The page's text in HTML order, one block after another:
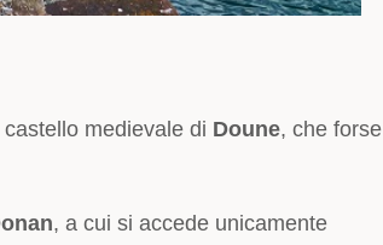
medievale di Doune, che forse
, a cui si accede unicamente